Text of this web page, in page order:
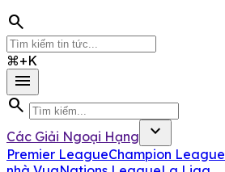
search
⌘+K
menu
search
Các Giải Ngoại Hạng expand_more
Premier LeagueChampion League